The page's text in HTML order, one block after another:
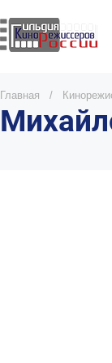
Главная /